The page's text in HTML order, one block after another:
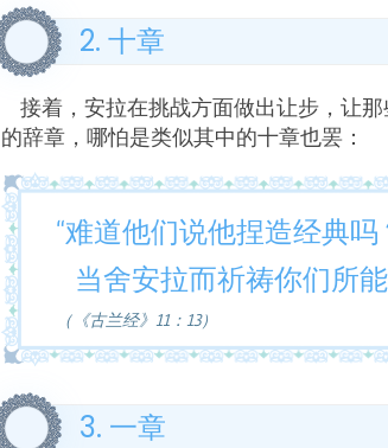
2. 十章
接着，安拉在挑战方面做出让步，让
的辞章，哪怕是类似其中的十章也罢：
“难道他们说他捏造经典
当舍安拉而祈祷你们所
（《古兰经》11：13）
3. 一章